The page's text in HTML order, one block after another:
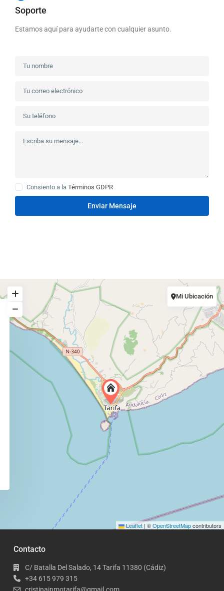
Soporte
Estamos aquí para ayudarte con cualquier asunto.
Consiento a la Términos GDPR
Enviar Mensaje
Leaflet | ©OpenStreetMapcontributors
Mi Ubicación
Contacto
C/ Batalla Del Salado, 14 Tarifa 11380 (Cádiz)
+34 615 979 315